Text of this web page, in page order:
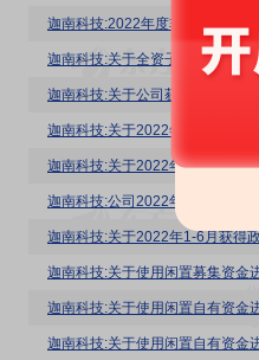
迦南科技:2022年度非经营性资
迦南科技:关于全资子公司获得高
迦南科技:关于公司获得高新技术
迦南科技:关于2022年7-12月获得
迦南科技:关于2022年半年度募
迦南科技:公司2022年半年度非
迦南科技:关于2022年1-6月获得
迦南科技:关于使用闲置募集资金
迦南科技:关于使用闲置自有资金
迦南科技:关于使用闲置自有资金